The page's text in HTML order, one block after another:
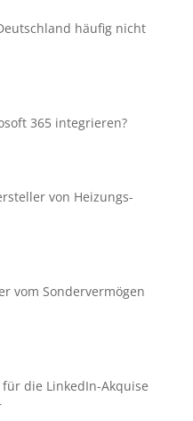
häufig nicht
365 integrieren?
von Heizungs-
vom Sondervermögen
die LinkedIn-Akquise